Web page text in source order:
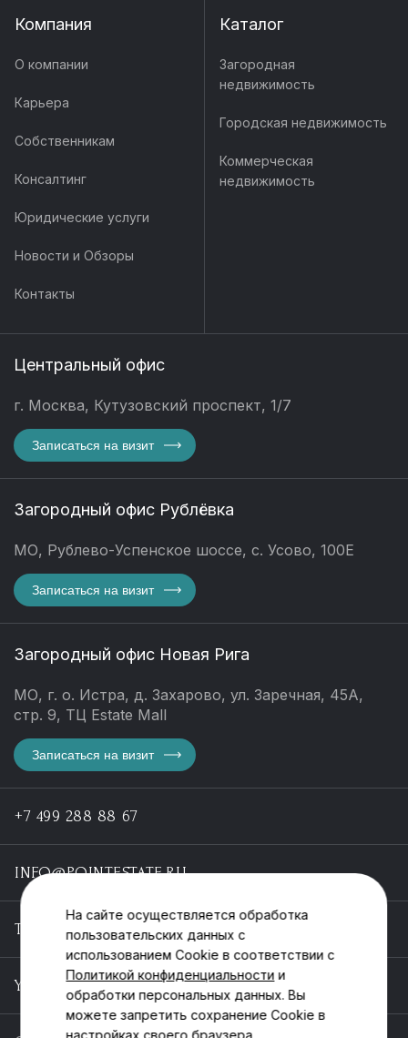
Компания
О компании
Карьера
Собственникам
Консалтинг
Юридические услуги
Новости и Обзоры
Контакты
Каталог
Загородная
недвижимость
Городская недвижимость
Коммерческая
недвижимость
Центральный офис
г. Москва, Кутузовский проспект, 1/7
Записаться на визит
Загородный офис Рублёвка
МО, Рублево-Успенское шоссе, с. Усово, 100Е
Записаться на визит
Загородный офис Новая Рига
МО, г. о. Истра, д. Захарово, ул. Заречная, 45А,
стр. 9, ТЦ Estate Mall
Записаться на визит
+7 499 288 88 67
INFO@POINTESTATE.RU
TELEGRAM
YOUTUBE
На сайте осуществляется обработка
пользовательских данных с
использованием Cookie в соответствии с
Политикой конфиденциальности и
обработки персональных данных. Вы
можете запретить сохранение Cookie в
настройках своего браузера.